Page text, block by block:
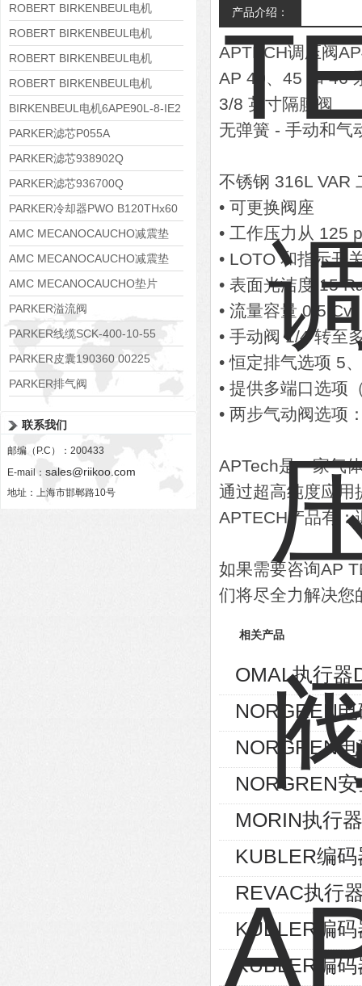
8APE160L-4-IE3
ROBERT BIRKENBEUL电机
8APE112M-6K-IE3
ROBERT BIRKENBEUL电机
8APE100L-2 IE3
ROBERT BIRKENBEUL电机
8APE90S-4 IE3
ROBERT BIRKENBEUL电机
8APE80M-2K-IE3
BIRKENBEUL电机6APE90L-8-IE2
PARKER滤芯P055A
PARKER滤芯938902Q
PARKER滤芯936700Q
PARKER冷却器PWO B120THx60
AMC MECANOCAUCHO减震垫
138552
AMC MECANOCAUCHO减震垫
138551
AMC MECANOCAUCHO垫片
608074
PARKER溢流阀
RE06M35W2N1KWXG087
PARKER线缆SCK-400-10-55
PARKER皮囊190360 00225
PARKER排气阀
联系我们
邮编（P.C）：200433
E-mail： sales@riikoo.com
地址：上海市邯郸路10号
产品介绍：
APTECH调压阀
AP 40、45 和 46
3/8 英寸隔膜阀
无弹簧 - 手动和气
不锈钢 316L VAR
• 可更换阀座
• 工作压力从 125
• LOTO 和指示开
• 表面光洁度 15
• 流量容量 0.5 Cv
• 手动阀 1/4 转至
• 恒定排气选项 5
• 提供多端口选项
• 两步气动阀选项
APTech是一家气
通过超高纯度应用
APTECH产品有
如果需要咨询AP
们将尽全力解决您
相关产品
OMAL执行器
NORGREN
NORGREN
NORGREN
MORIN执行
KUBLER编
REVAC执行
KUBLER编
KUBLER编